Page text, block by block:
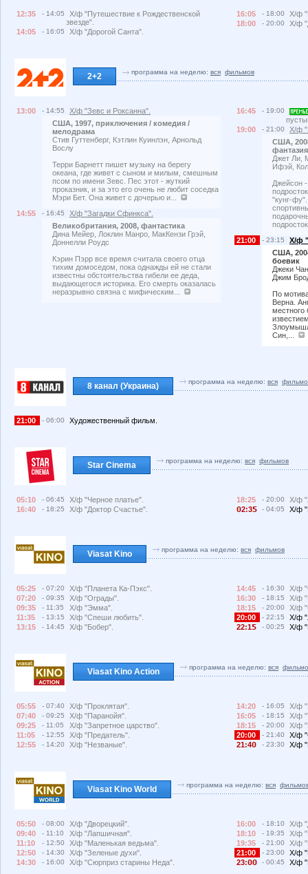
12:35 - 14:05
Х/ф "Путешествие к Рождественской
звезде".
14:05
- 16:05 Х/ф "Дорогой Санта".
16:05 - 18:00
Х/ф
18:00
- 20:00 Х/ф
2+2 программа на неделю: вся фильмов
13:00 - 14:55
Х/ф "Зевс и Роксанна".
США, 1997, приключения / комедия /
мелодрама
Стив Гуттенберг, Кэтлин Куинлэн, Арнольд
Вослу
Терри Барнетт пишет музыку на берегу
океана, где живет с сыном и милым, смешным
псом по имени Зевс. Пес этот - жуткий
проказник, и за это его очень не любит соседка
Мэри Бет. Она живет с дочерью и...
14:55
- 16:45
Х/ф "Загадки Сфинкса".
Великобритания, 2008, фантастика
Дина Мейер, Локлин Манро, МакКензи Грэй,
Доннелли Роудс
Кэрин Пэрр все время считала своего отца
тихим домоседом, пока однажды ей не стали
известны обстоятельства гибели ее деда,
выдающегося историка. Его смерть оказалась
неразрывно связна с мифическим...
16:45 - 19:00
19:00
- 21:00
Х/ф
США,
фантазия
Джет Ли,
Ифэй,
Джейсон
"кунг-
21:00
- 23:15
Х/ф
США,
боевик
Джеки
Джим
По
Верна.
местного
Син,...
8 канал (Украина) программа на неделю: вся
21:00 - 06:00 Художественный фильм.
Star Cinema программа на неделю: вся фильмов
05:10 - 06:45
Х/ф "Черное платье".
16:40
- 18:25 Х/ф "Доктор Счастье".
18:25 - 20:00
Х/ф
2:3
- 04:05 Х/ф
Viasat Kino программа на неделю: вся фильмов
05:25 - 07:20
Х/ф "Планета Ка-Пэкс".
07:20
- 09:35
Х/ф "Ограды".
09:35
- 11:35
Х/ф "Эмма".
11:35
- 13:15
Х/ф "Спеши любить".
13:15
- 14:45 Х/ф "Бобер".
14:45 - 16:30
Х/ф
16:30
- 18:15
Х/ф
18:15
- 20:00
Х/ф
20:00
- 22:15
Х/ф
22:1
- 00:25 Х/ф
Viasat Kino Action программа на неделю: вся
05:55 - 07:40
Х/ф "Проклятая".
07:40
- 09:25
Х/ф "Паранойя".
09:25
- 11:05
Х/ф "Запретное царство".
11:05
- 12:55
Х/ф "Предатель".
12:55
- 14:20 Х/ф "Незваные".
14:20 - 16:05
Х/ф
16:05
- 18:15
Х/ф
18:15
- 20:00
Х/ф
20:00
- 21:40
Х/ф
21:4
- 23:30 Х/ф
Viasat Kino World программа на неделю: вся
05:50 - 08:00
Х/ф "Дворецкий".
09:40
- 11:10
Х/ф "Лапшичная".
11:10
- 12:50
Х/ф "Маленькая ведьма".
12:50
- 14:30
Х/ф "Зеленые духи".
14:30
- 16:00 Х/ф "Сюрприз старины Неда".
16:00 - 18:10
Х/ф
18:10
- 19:35
Х/ф
19:35
- 21:00
Х/ф
21:00
- 23:00
Х/ф
23:
- 00:45 Х/ф